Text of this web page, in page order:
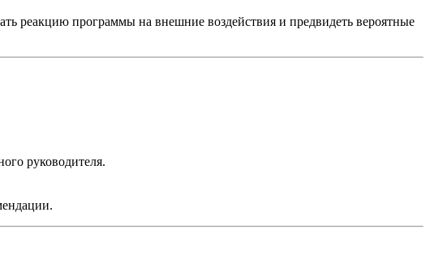
реакцию программы на внешние воздействия и предвидеть вероятные
руководителя.